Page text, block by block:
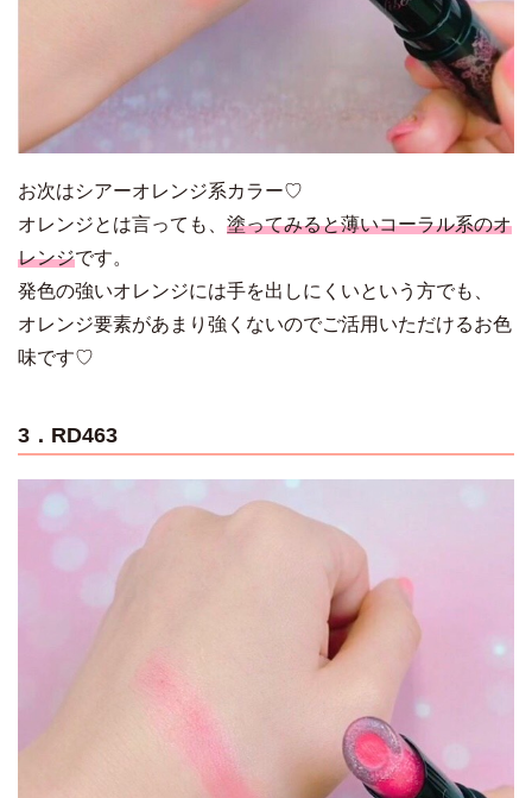
お次はシアーオレンジ系カラー♡
オレンジとは言っても、 塗ってみると薄いコーラル系のオ
レンジです。
発色の強いオレンジには手を出しにくいという方でも、
オレンジ要素があまり強くないのでご活用いただけるお色
味です♡
3．RD463